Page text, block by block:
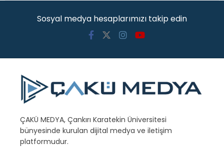
Sosyal medya hesaplarımızı takip edin
ÇAKÜ MEDYA, Çankırı Karatekin Üniversitesi
bünyesinde kurulan dijital medya ve iletişim
platformudur.